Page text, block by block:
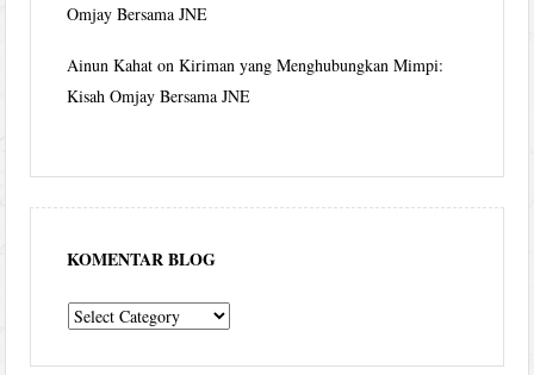
Omjay Bersama JNE
Ainun Kahat onKiriman yang Menghubungkan Mimpi:
Kisah Omjay Bersama JNE
KOMENTAR BLOG
komentar